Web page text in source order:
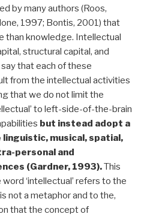
by many authors (Roos,
1997; Bontis, 2001) that
than knowledge. Intellectual
structural capital, and
that each of these
from the intellectual activities
that we do not limit the
to left-side-of-the-brain
but instead adopt a
linguistic, musical, spatial,
personal and
(Gardner, 1993).This
‘intellectual’ refers to the
not a metaphor and to the,
that the concept of